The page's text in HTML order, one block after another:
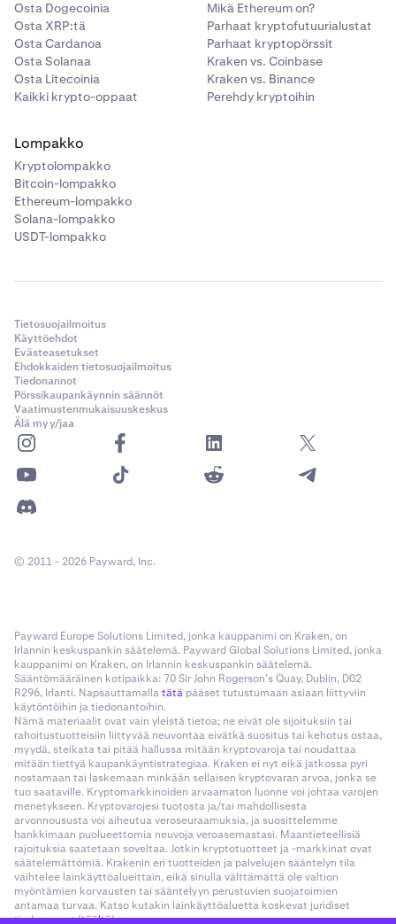
Osta Dogecoinia
Osta XRP:tä
Osta Cardanoa
Osta Solanaa
Osta Litecoinia
Kaikki krypto-oppaat
Mikä Ethereum on?
Parhaat kryptofutuurialustat
Parhaat kryptopörssit
Kraken vs. Coinbase
Kraken vs. Binance
Perehdy kryptoihin
Lompakko
Kryptolompakko
Bitcoin-lompakko
Ethereum-lompakko
Solana-lompakko
USDT-lompakko
Tietosuojailmoitus
Käyttöehdot
Evästeasetukset
Ehdokkaiden tietosuojailmoitus
Tiedonannot
Pörssikaupankäynnin säännöt
Vaatimustenmukaisuuskeskus
Älä myy/jaa
© 2011 - 2026 Payward, Inc.
Payward Europe Solutions Limited, jonka kauppanimi on Kraken, on
Irlannin keskuspankin säätelemä. Payward Global Solutions Limited, jonka
kauppanimi on Kraken, on Irlannin keskuspankin säätelemä.
Sääntömääräinen kotipaikka: 70 Sir John Rogerson’s Quay, Dublin, D02
R296, Irlanti. Napsauttamallatätä pääset tutustumaan asiaan liittyviin
käytöntöihin ja tiedonantoihin.
Nämä materiaalit ovat vain yleistä tietoa; ne eivät ole sijoituksiin tai
rahoitustuotteisiin liittyvää neuvontaa eivätkä suositus tai kehotus ostaa,
myydä, steikata tai pitää hallussa mitään kryptovaroja tai noudattaa
mitään tiettyä kaupankäyntistrategiaa. Kraken ei nyt eikä jatkossa pyri
nostamaan tai laskemaan minkään sellaisen kryptovaran arvoa, jonka se
tuo saataville. Kryptomarkkinoiden arvaamaton luonne voi johtaa varojen
menetykseen. Kryptovarojesi tuotosta ja/tai mahdollisesta
arvonnoususta voi aiheutua veroseuraamuksia, ja suosittelemme
hankkimaan puolueettomia neuvoja veroasemastasi. Maantieteellisiä
rajoituksia saatetaan soveltaa. Jotkin kryptotuotteet ja -markkinat ovat
säätelemättömiä. Krakenin eri tuotteiden ja palvelujen sääntelyn tila
vaihtelee lainkäyttöalueittain, eikä sinulla välttämättä ole valtion
myöntämien korvausten tai sääntelyyn perustuvien suojatoimien
antamaa turvaa. Katso kutakin lainkäyttöaluetta koskevat juridiset
tiedonannot (täältä).